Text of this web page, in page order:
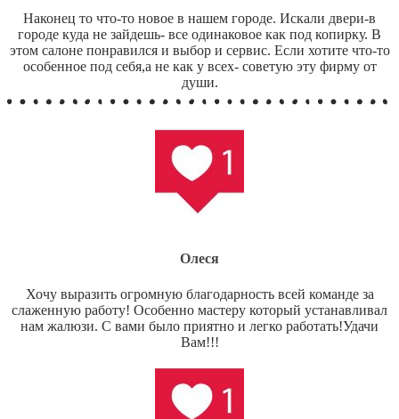
Наконец то что-то новое в нашем городе. Искали двери-в
городе куда не зайдешь- все одинаковое как под копирку. В
этом салоне понравился и выбор и сервис. Если хотите что-то
особенное под себя,а не как у всех- советую эту фирму от
души.
Олеся
Хочу выразить огромную благодарность всей команде за
слаженную работу! Особенно мастеру который устанавливал
нам жалюзи. С вами было приятно и легко работать!Удачи
Вам!!!